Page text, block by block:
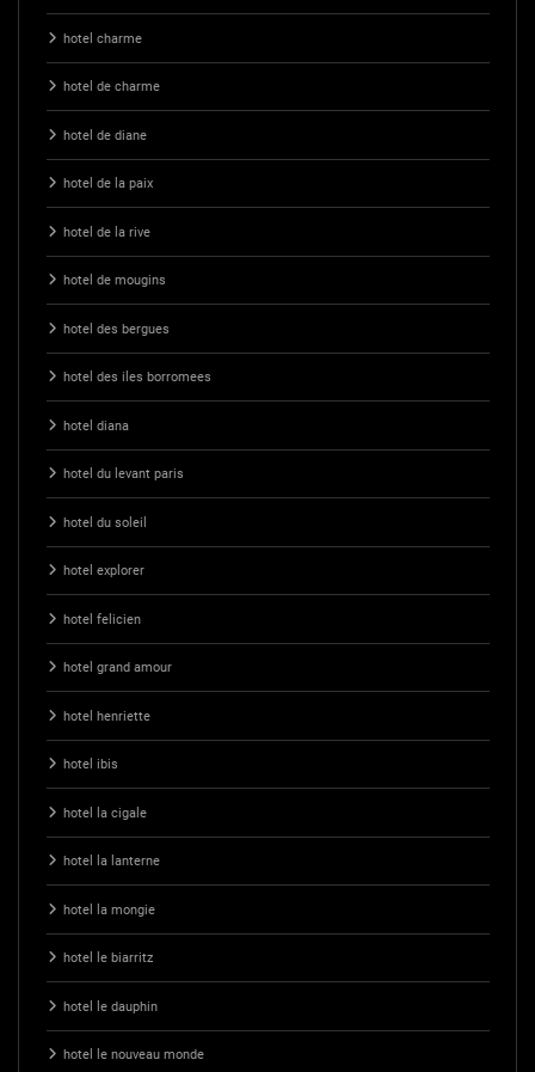
hotel charme
hotel de charme
hotel de diane
hotel de la paix
hotel de la rive
hotel de mougins
hotel des bergues
hotel des iles borromees
hotel diana
hotel du levant paris
hotel du soleil
hotel explorer
hotel felicien
hotel grand amour
hotel henriette
hotel ibis
hotel la cigale
hotel la lanterne
hotel la mongie
hotel le biarritz
hotel le dauphin
hotel le nouveau monde